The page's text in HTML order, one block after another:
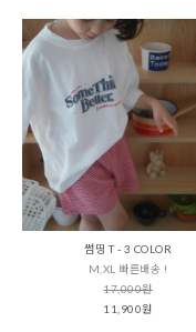
썸띵 T - 3 COLOR
M,XL 빠른배송 !
17,000원
11,900원